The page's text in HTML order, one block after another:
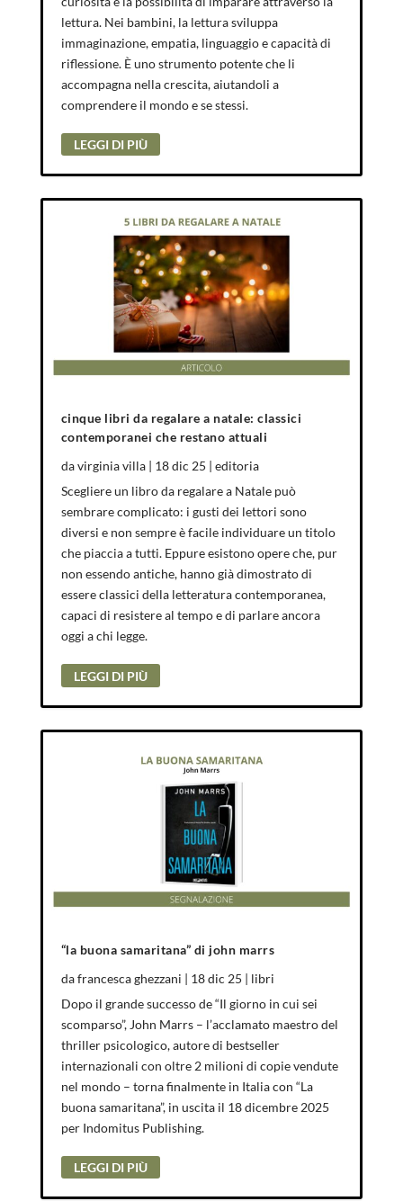
lettura. Nei bambini, la lettura sviluppa
immaginazione, empatia, linguaggio e capacità di
riflessione. È uno strumento potente che li
accompagna nella crescita, aiutandoli a
comprendere il mondo e se stessi.
LEGGI DI PIÙ
cinque libri da regalare a natale: classici
contemporanei che restano attuali
davirginia villa| 18 dic 25 | editoria
Scegliere un libro da regalare a Natale può
sembrare complicato: i gusti dei lettori sono
diversi e non sempre è facile individuare un titolo
che piaccia a tutti. Eppure esistono opere che, pur
non essendo antiche, hanno già dimostrato di
essere classici della letteratura contemporanea,
capaci di resistere al tempo e di parlare ancora
oggi a chi legge.
LEGGI DI PIÙ
“la buona samaritana” di john marrs
dafrancesca ghezzani | 18 dic 25 | libri
Dopo il grande successo de “Il giorno in cui sei
scomparso”, John Marrs – l’acclamato maestro del
thriller psicologico, autore di bestseller
internazionali con oltre 2 milioni di copie vendute
nel mondo – torna finalmente in Italia con “La
buona samaritana”, in uscita il 18 dicembre 2025
per Indomitus Publishing.
LEGGI DI PIÙ